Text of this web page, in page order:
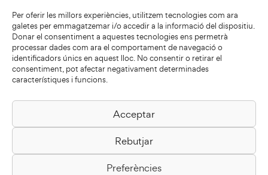
Per oferir les millors experiències, utilitzem tecnologies com ara
galetes per emmagatzemar i/o accedir a la informació del dispositiu.
Donar el consentiment a aquestes tecnologies ens permetrà
processar dades com ara el comportament de navegació o
identificadors únics en aquest lloc. No consentir o retirar el
consentiment, pot afectar negativament determinades
característiques i funcions.
Acceptar
Rebutjar
Preferències
Biblioteca Pilarin Bayés
Passeig de la Generalitat, 1
08500 Vic